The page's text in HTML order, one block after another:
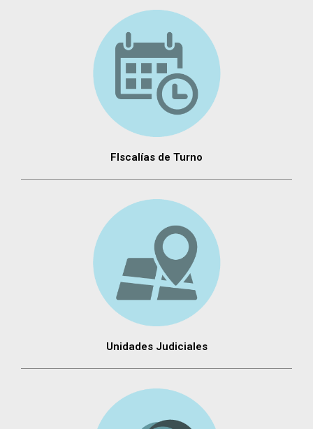
FIscalías de Turno
Unidades Judiciales